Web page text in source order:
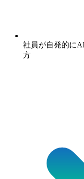
社員が自発的に
方